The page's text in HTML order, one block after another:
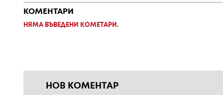
КОМЕНТАРИ
НЯМА ВЪВЕДЕНИ КОМЕТАРИ.
НОВ КОМЕНТАР